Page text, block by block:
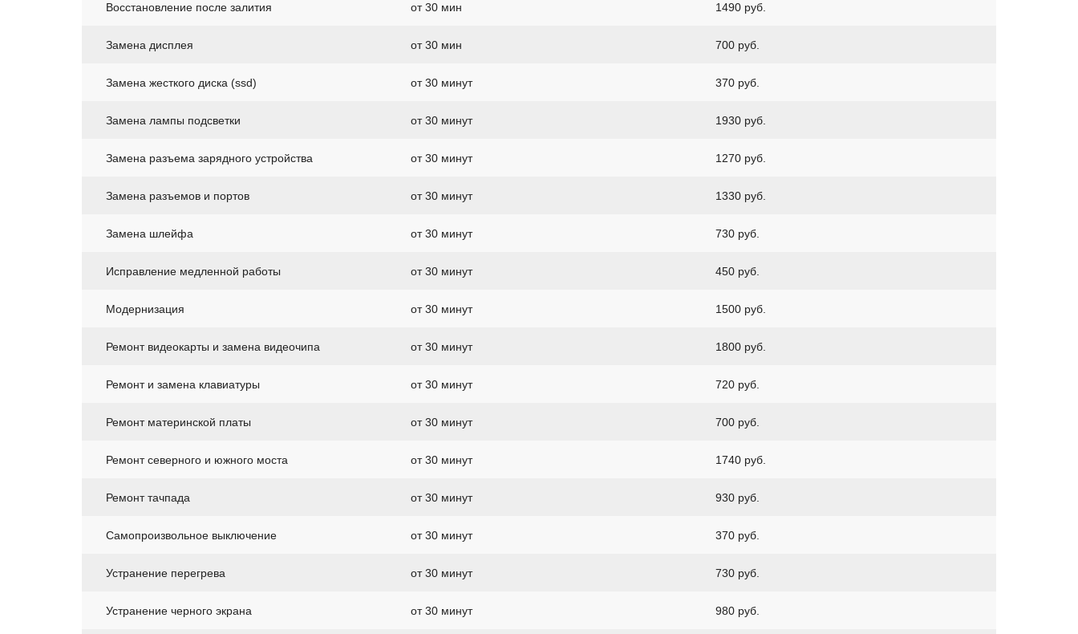
Восстановление после залития от 30 мин 1490 руб.
Замена дисплея от 30 мин 700 руб.
Замена жесткого диска (ssd) от 30 минут 370 руб.
Замена лампы подсветки от 30 минут 1930 руб.
Замена разъема зарядного устройства от 30 минут 1270 руб.
Замена разъемов и портов от 30 минут 1330 руб.
Замена шлейфа от 30 минут 730 руб.
Исправление медленной работы от 30 минут 450 руб.
Модернизация от 30 минут 1500 руб.
Ремонт видеокарты и замена видеочипа от 30 минут 1800 руб.
Ремонт и замена клавиатуры от 30 минут 720 руб.
Ремонт материнской платы от 30 минут 700 руб.
Ремонт северного и южного моста от 30 минут 1740 руб.
Ремонт тачпада от 30 минут 930 руб.
Самопроизвольное выключение от 30 минут 370 руб.
Устранение перегрева от 30 минут 730 руб.
Устранение черного экрана от 30 минут 980 руб.